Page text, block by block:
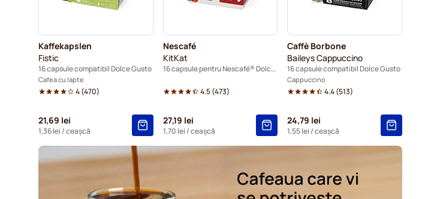
Capsule grande Starbucks® pentru Dolce Gusto
Kaffekapslen
Fistic
16 capsule compatibil Dolce Gusto
Cafea cu lapte
4(470)
21,69 lei
1,36 lei / ceașcă
Nescafé
KitKat
16 capsule pentru Nescafé® Dolce Gusto
4.5(473)
27,19 lei
1,70 lei / ceașcă
Caffè Borbone
Baileys Cappuccino
16 capsule compatibil Dolce Gusto
Cappuccino
4.4(513)
24,79 lei
1,55 lei / ceașcă